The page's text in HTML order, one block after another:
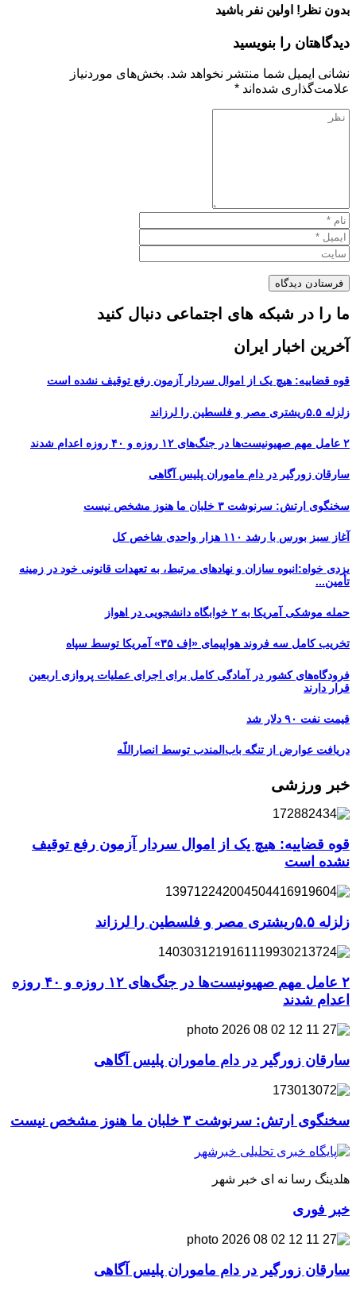
بدون نظر! اولین نفر باشید
دیدگاهتان را بنویسید
نشانی ایمیل شما منتشر نخواهد شد. بخش‌های موردنیاز
علامت‌گذاری شده‌اند *
ما را در شبکه های اجتماعی دنبال کنید
آخرین اخبار ایران
قوه قضاییه: هیچ یک از اموال سردار آزمون رفع توقیف نشده است
زلزله ۵.۵ریشتری مصر و فلسطین را لرزاند
۲ عامل مهم صهیونیست‌ها در جنگ‌های ۱۲ روزه و ۴۰ روزه اعدام شدند
سارقان زورگیر در دام ماموران پلیس آگاهی
سخنگوی ارتش: سرنوشت ۳ خلبان ما هنوز مشخص نیست
آغاز سبز بورس با رشد ۱۱۰ هزار واحدی شاخص کل
یزدی خواه:انبوه سازان و نهادهای مرتبط، به تعهدات قانونی خود در زمینه
تأمین...
حمله موشکی آمریکا به ۲ خوابگاه دانشجویی در اهواز
تخریب کامل سه فروند هواپیمای «اِف ۳۵» آمریکا توسط سپاه
فرودگاه‌های کشور در آمادگی کامل برای اجرای عملیات پروازی اربعین
قرار دارند
قیمت نفت ۹۰ دلار شد
دریافت عوارض از تنگه باب‌المندب توسط انصاراللّه
خبر ورزشی
قوه قضاییه: هیچ یک از اموال سردار آزمون رفع توقیف
نشده است
زلزله ۵.۵ریشتری مصر و فلسطین را لرزاند
۲ عامل مهم صهیونیست‌ها در جنگ‌های ۱۲ روزه و ۴۰ روزه
اعدام شدند
سارقان زورگیر در دام ماموران پلیس آگاهی
سخنگوی ارتش: سرنوشت ۳ خلبان ما هنوز مشخص نیست
هلدینگ رسا نه ای خبر شهر
خبر فوری
سارقان زورگیر در دام ماموران پلیس آگاهی